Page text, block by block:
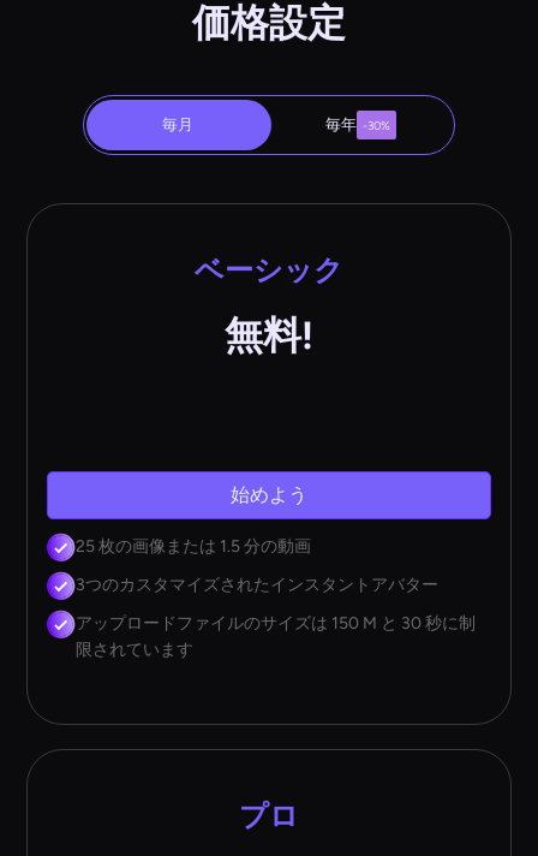
価格設定
毎月 毎年 -30%
ベーシック
無料!
始めよう
25 枚の画像または 1.5 分の動画
3つのカスタマイズされたインスタントアバター
アップロードファイルのサイズは 150 M と 30 秒に制
限されています
プロ